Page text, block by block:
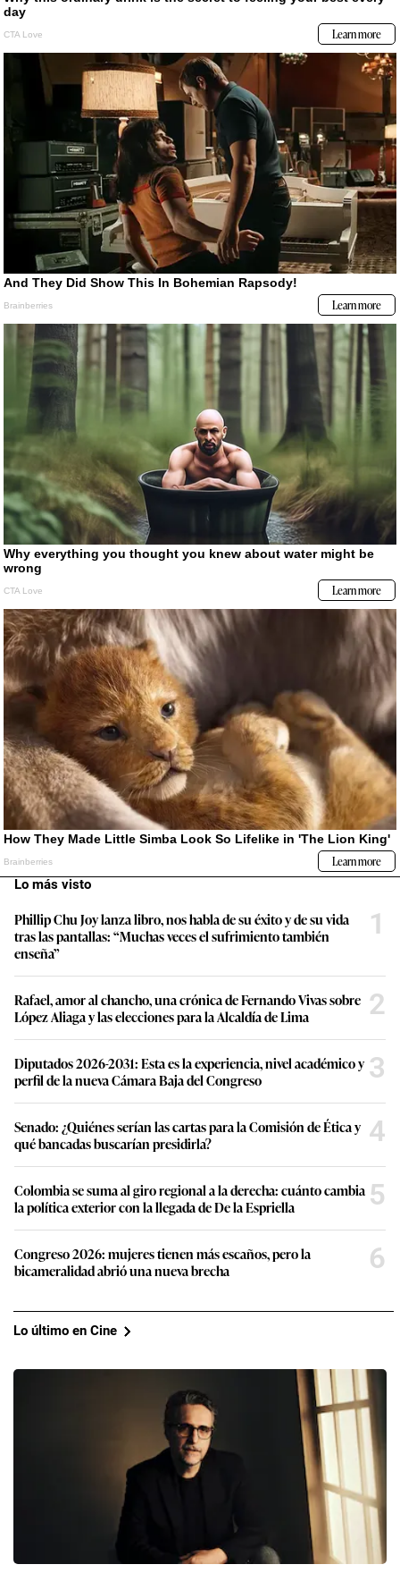
Lo más visto
Phillip Chu Joy lanza libro, nos habla de su éxito y de su vida
tras las pantallas: “Muchas veces el sufrimiento también
enseña”
1
Rafael, amor al chancho, una crónica de Fernando Vivas sobre
López Aliaga y las elecciones para la Alcaldía de Lima
2
Diputados 2026-2031: Esta es la experiencia, nivel académico y
perfil de la nueva Cámara Baja del Congreso
3
Senado: ¿Quiénes serían las cartas para la Comisión de Ética y
qué bancadas buscarían presidirla?
4
Colombia se suma al giro regional a la derecha: cuánto cambia
la política exterior con la llegada de De la Espriella
5
Congreso 2026: mujeres tienen más escaños, pero la
bicameralidad abrió una nueva brecha
6
Lo último en Cine